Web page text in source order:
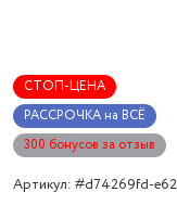
СТОП-ЦЕНА
РАССРОЧКА на ВСЁ
300 бонусов за отзыв
Артикул: #d74269fd-